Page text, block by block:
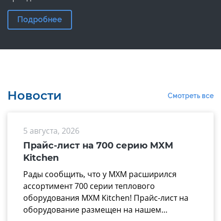
Подробнее
Новости Смотреть все
5 августа, 2026
Прайс-лист на 700 серию MXM
Kitchen
Рады сообщить, что у МХМ расширился
ассортимент 700 серии теплового
оборудования MXM Kitchen! Прайс-лист на
оборудование размещен на нашем